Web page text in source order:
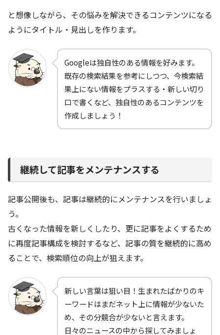
と想像しながら、その悩みを解決できるコンテンツになる
ようにタイトル・見出しを作ります。
Googleは独自性のある情報を好みます。
既存の検索結果を参考にしつつ、今検索結
果上にない情報をプラスする・新しい切り
口で書くなど、独自性のあるコンテンツを
作成しましょう！
継続して記事をメンテナンスする
記事公開後も、記事は継続的にメンテナンスを行いましょ
う。
古くなった情報を新しくしたり、更に記事をよくするため
に再度記事構成を検討するなど、記事の質を継続的に高め
ることで、検索順位の向上が狙えます。
新しい言葉は狙い目！生まれたばかりのキ
ーワードはまだネット上に情報が少ないた
め、その分競合が少ないと言えます。
日々のニュースの中から探してみましょ